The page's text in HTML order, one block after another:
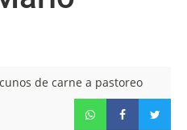
de carne a pastoreo